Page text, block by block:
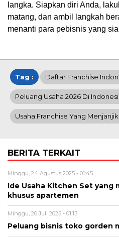
langka. Siapkan diri Anda,
matang, dan ambil langkah
menanti para pebisnis yang
Tag : Daftar Franchise
Peluang Usaha 2026 Di
Usaha Franchise Yang
BERITA TERKAIT
Minggu, 24 Agustus 2025 - 01:45
Ide Usaha Kitchen Set yang
khusus apartemen
Minggu, 20 Juli 2025 - 01:13
Peluang bisnis toko gorden